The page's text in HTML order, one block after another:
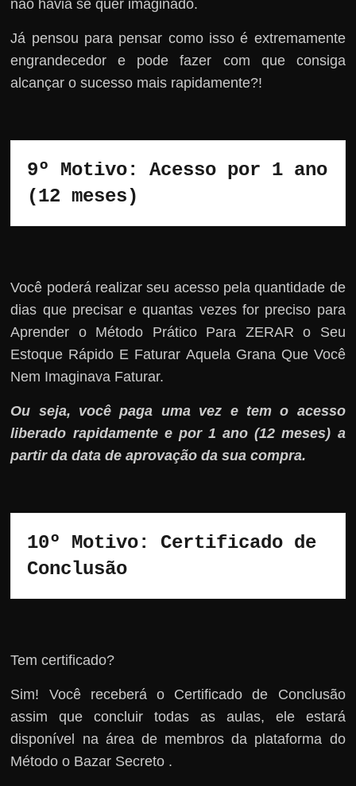
não havia se quer imaginado.
Já pensou para pensar como isso é extremamente
engrandecedor e pode fazer com que consiga
alcançar o sucesso mais rapidamente?!
9º Motivo: Acesso por 1 ano
(12 meses)
Você poderá realizar seu acesso pela quantidade de
dias que precisar e quantas vezes for preciso para
Aprender o Método Prático Para ZERAR o Seu
Estoque Rápido E Faturar Aquela Grana Que Você
Nem Imaginava Faturar.
Ou seja, você paga uma vez e tem o acesso
liberado rapidamente e por 1 ano (12 meses) a
partir da data de aprovação da sua compra.
10º Motivo: Certificado de
Conclusão
Tem certificado?
Sim! Você receberá o Certificado de Conclusão
assim que concluir todas as aulas, ele estará
disponível na área de membros da plataforma do
Método o Bazar Secreto .